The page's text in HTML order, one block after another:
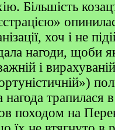
Більшість
хоч і не
нагоди, щоби
і
нагода
походом на